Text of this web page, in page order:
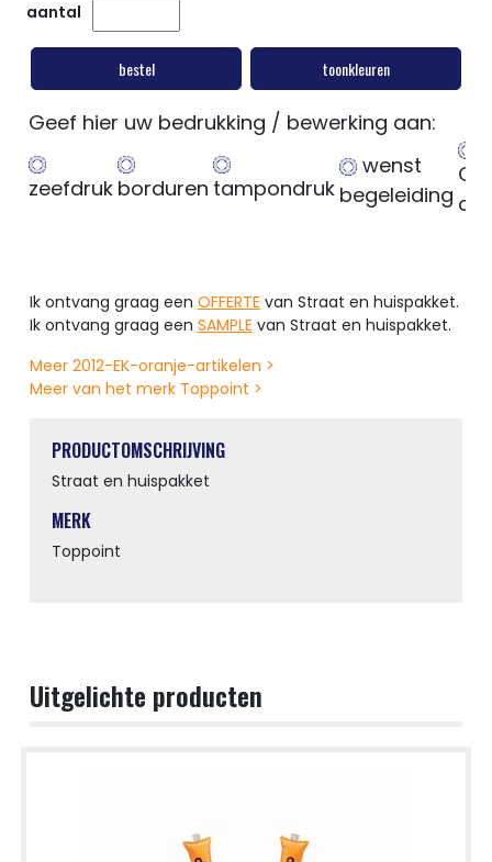
aantal
bestel toonkleuren
Geef hier uw bedrukking / bewerking aan:
zeefdruk borduren tampondruk
wenst
begeleiding
Ik ontvang graag een OFFERTE van Straat en huispakket.
Ik ontvang graag een SAMPLE van Straat en huispakket.
Meer 2012-EK-oranje-artikelen >
Meer van het merk Toppoint >
PRODUCTOMSCHRIJVING
Straat en huispakket
MERK
Toppoint
Uitgelichte producten